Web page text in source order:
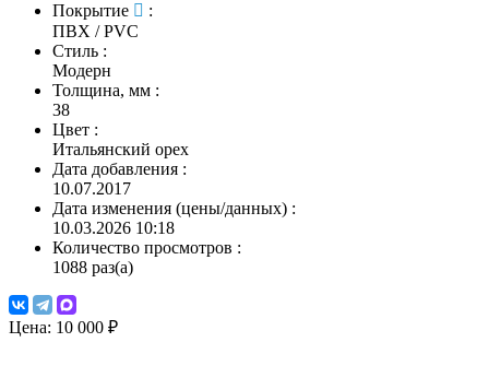
Покрытие
:
ПВХ / PVC
Стиль :
Модерн
Толщина, мм :
38
Цвет :
Итальянский орех
Дата добавления :
10.07.2017
Дата изменения (цены/данных) :
10.03.2026 10:18
Количество просмотров :
1088 раз(а)
Цена: 10 000 ₽